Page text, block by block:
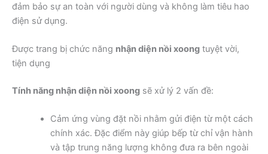
đảm bảo sự an toàn với người dùng và không làm tiêu hao
điện sử dụng.
Được trang bị chức năng nhận diện nồi xoong tuyệt vời,
tiện dụng
Tính năng nhận diện nồi xoong sẽ xử lý 2 vấn đề:
Cảm ứng vùng đặt nồi nhằm gửi điện từ một cách
chính xác. Đặc điểm này giúp bếp từ chỉ vận hành
và tập trung năng lượng không đưa ra bên ngoài